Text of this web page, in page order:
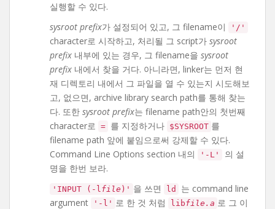
실행할 수 있다.
sysroot prefix가 설정되어 있고, 그 filename이 '/'
character로 시작하고, 처리될 그 script가 sysroot
prefix 내부에 있는 경우, 그 filename을 sysroot
prefix 내에서 찾을 거다. 아니라면, linker는 먼저 현
재 디렉토리 내에서 그 파일을 열 수 있는지 시도해보
고, 없으면, archive library search path를 통해 찾는
다. 또한 sysroot prefix는 filename path안의 첫번째
character로 = 를 지정하거나 $SYSROOT 를
filename path 앞에 붙임으로써 강제할 수 있다.
Command Line Options section 내의
'-L'
의 설
명을 한번 보라.
'INPUT (-lfile )' 을 쓰면 ld
는 command line
argument
'-l' 로 한 것 처럼 libfile.a 로 그 이